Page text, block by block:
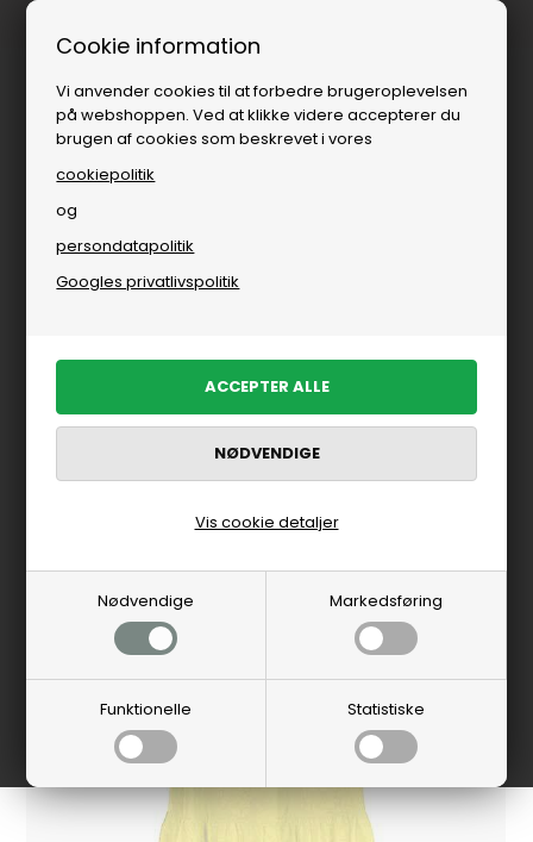
Cookie information
Vi anvender cookies til at forbedre brugeroplevelsen
på webshoppen. Ved at klikke videre accepterer du
brugen af cookies som beskrevet i vores
cookiepolitik
og
persondatapolitik
Googles privatlivspolitik
Nødvendige Markedsføring
Funktionelle Statistiske
Vis cookie detaljer